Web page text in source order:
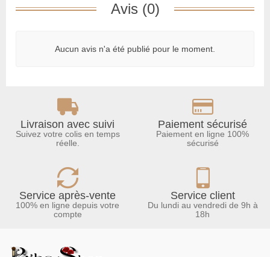
Avis (0)
Aucun avis n'a été publié pour le moment.
Livraison avec suivi
Suivez votre colis en temps
réelle.
Paiement sécurisé
Paiement en ligne 100%
sécurisé
Service après-vente
100% en ligne depuis votre
compte
Service client
Du lundi au vendredi de 9h à
18h